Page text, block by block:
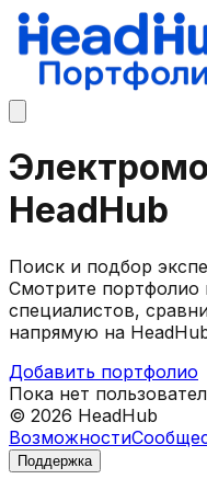
HeadHub
Поиск и подбор
Смотрите портфолио
специалистов,
напрямую на
Добавить портфолио
Пока нет
© 2026 HeadHub
Возможности
Поддержка